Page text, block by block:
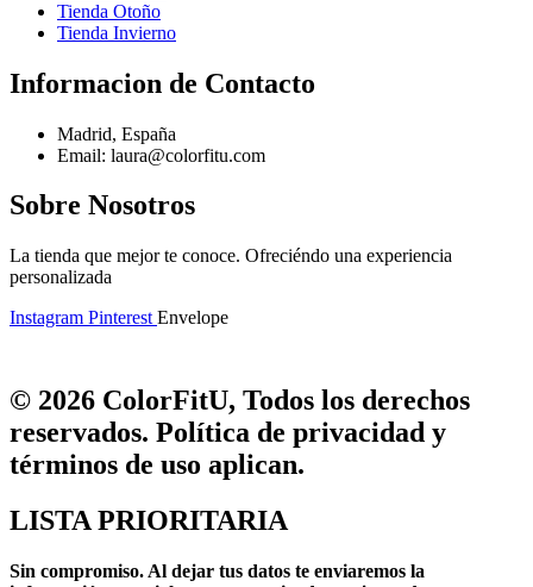
Tienda Otoño
Tienda Invierno
Informacion de Contacto
Madrid, España
Email: laura@colorfitu.com
Sobre Nosotros
La tienda que mejor te conoce. Ofreciéndo una experiencia
personalizada
Instagram Pinterest Envelope
© 2026 ColorFitU, Todos los derechos
reservados. Política de privacidad y
términos de uso aplican.
LISTA PRIORITARIA
Sin compromiso. Al dejar tus datos te enviaremos la